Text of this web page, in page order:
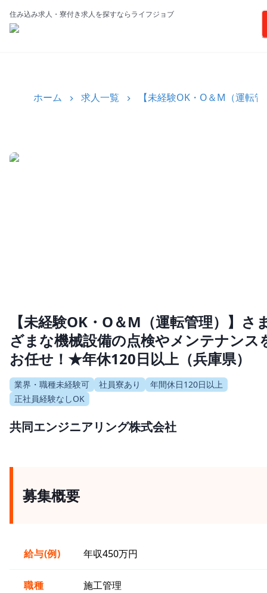
住み込み求人・寮付き求人を探すならライフジョブ
ホーム 求人一覧 【未経験OK・O＆M（運転
【未経験OK・O＆M（運転管理）】さ
ざまな機械設備の点検やメンテナンス
お任せ！★年休120日以上（兵庫県）
業界・職種未経験可 社員寮あり
年間休日120日以上
正社員経験なしOK
共同エンジニアリング株式会社
募集概要
給与(例) 年収450万円
職種 施工管理